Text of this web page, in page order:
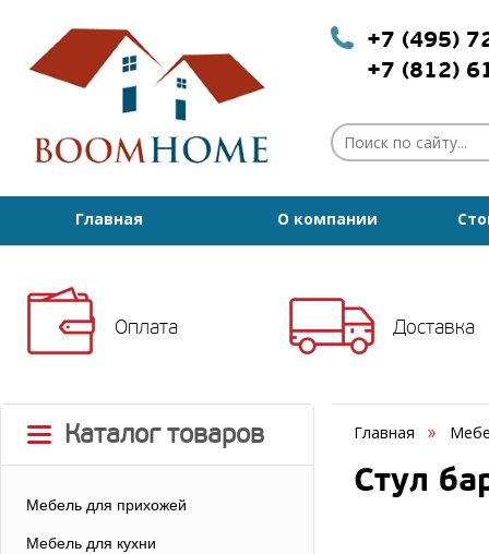
+7 (495)
+7 (812)
Главная О компании
Оплата Доставка
Каталог товаров
Мебель для прихожей
Мебель для кухни
Главная
Стул